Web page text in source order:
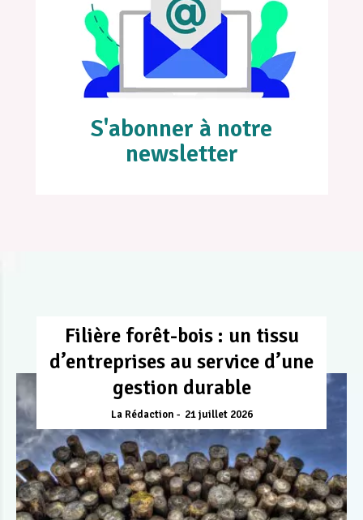
S'abonner à notre
newsletter
Filière forêt-bois : un tissu
d’entreprises au service d’une
gestion durable
La Rédaction 21 juillet 2026